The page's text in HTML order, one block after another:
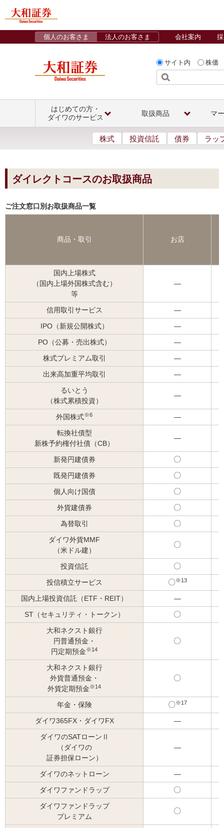
サイト内 株価
個人のお客さま 法人のお客さま 会社案内
はじめての方・
ダイワのサービス
取扱商品 マ
株式 投資信託 債券 ラッ
ダイレクトコースのお取扱商品
ご注文窓口別お取扱商品一覧
商品・取引 お店
国内上場株式
（国内上場外国株式含む）
等
―
信用取引サービス
―
IPO（新規公開株式）
―
PO（公募・売出株式）
―
株式プレミアム取引
―
出来高加重平均取引
―
るいとう
（株式累積投資）
―
外国株式※6
―
転換社債型
新株予約権付社債（CB）
―
新発円建債券
可
能
既発円建債券
可
能
個人向け国債
可
能
外貨建債券
可
能
為替取引
可
能
ダイワ外貨MMF
（米ドル建）
可
投資信託
可
能
投信積立サービス
可
能
※13
国内上場投資信託（ETF・REIT）
―
ST（セキュリティ・トークン）
可
能
大和ネクスト銀行
円普通預金・
円定期預金※14
可
大和ネクスト銀行
外貨普通預金・
外貨定期預金※14
可
年金・保険
可
能
※17
ダイワ365FX・ダイワFX
―
ダイワのSATローンⅡ
（ダイワの
証券担保ローン）
―
ダイワのネットローン
―
ダイワファンドラップ
可
能
ダイワファンドラップ
プレミアム
可